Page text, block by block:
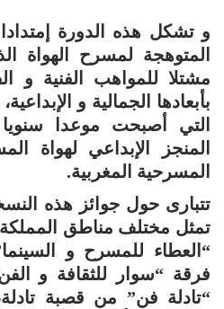
و تشكل هذه الدورة
المتوهجة لمسرح الهواة
مشتلا للمواهب الفنية و
بأبعادها الجمالية و
التي أصبحت موعدا سنويا
المنجز الإبداعي لهواة
المسرحية المغربية.
تتبارى حول جوائز هذه
تمثل مختلف مناطق
“العطاء للمسرح و
فرقة “سوار للثقافة و
“تادلة فن” من قصبة